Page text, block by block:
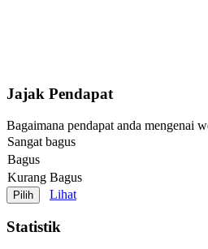
Jajak Pendapat
Bagaimana pendapat anda mengenai
Sangat bagus
Bagus
Kurang Bagus
Lihat
Statistik